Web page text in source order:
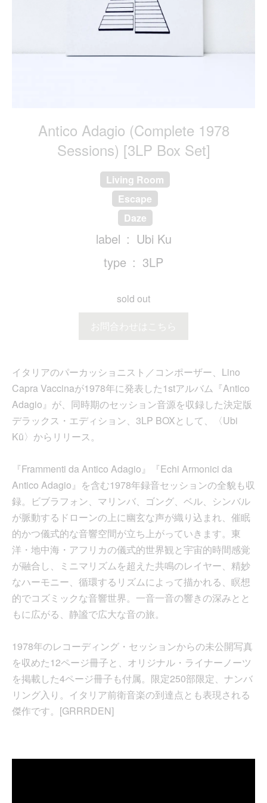
Antico Adagio (Complete 1978
Sessions) [3LP Box Set]
Living Room
Escape
Daze
label
Ubi Ku
type
3LP
sold out
お問合わせはこちら
イタリアのパーカッショニスト／コンポーザー、Lino
Capra Vaccinaが1978年に発表した1stアルバム『Antico
Adagio』が、同時期のセッション音源を収録した決定版
デラックス・エディション、3LP BOXとして、〈Ubi
Kū〉からリリース。
『Frammenti da Antico Adagio』『Echi Armonici da
Antico Adagio』を含む1978年録音セッションの全貌も収
録。ビブラフォン、マリンバ、ゴング、ベル、シンバル
が脈動するドローンの上に幽玄な声が織り込まれ、催眠
的かつ儀式的な音響空間が立ち上がっていきます。東
洋・地中海・アフリカの儀式的世界観と宇宙的時間感覚
が融合し、ミニマリズムを超えた共鳴のレイヤー、精妙
なハーモニー、循環するリズムによって描かれる、瞑想
的でコズミックな音響世界。一音一音の響きの深みとと
もに広がる、静謐で広大な音の旅。
1978年のレコーディング・セッションからの未公開写真
を収めた12ページ冊子と、オリジナル・ライナーノーツ
を掲載した4ページ冊子も付属。限定250部限定、ナンバ
リング入り。イタリア前衛音楽の到達点とも表現される
傑作です。[GRRRDEN]